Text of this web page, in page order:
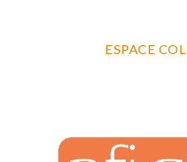
ESPACE